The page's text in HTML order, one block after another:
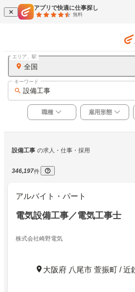
アプリで快適に仕事探し
無料
全国
エリア、駅
設備工事
キーワード
職種 雇用形態
設備工事 の求人・仕事・採用
346,197件
アルバイト・パート
電気設備工事／電気工事士
株式会社崎野電気
大阪府 八尾市 萱振町 / 近